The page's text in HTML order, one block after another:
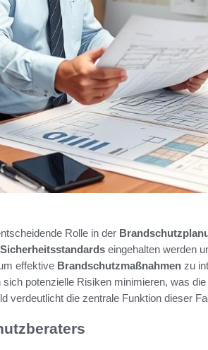
Rolle in der
Sicherheitsstandards eingehalten werden
effektive Brandschutzmaßnahmen zu
potenzielle Risiken minimieren, was
verdeutlicht die zentrale Funktion dieser